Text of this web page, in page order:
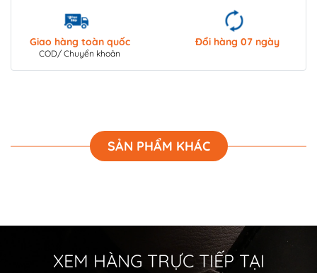
Giao hàng toàn quốc
COD/ Chuyển khoản
Đổi hàng 07 ngày
SẢN PHẨM KHÁC
XEM HÀNG TRỰC TIẾP TẠI